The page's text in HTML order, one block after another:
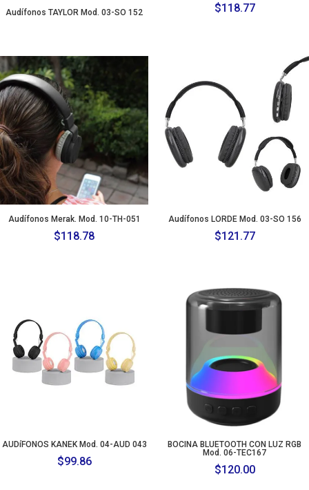
Audífonos TAYLOR Mod. 03-SO 152 $118.77
Audífonos Merak. Mod. 10-TH-051
$118.78
Audífonos LORDE Mod. 03-SO 156
$121.77
AUDíFONOS KANEK Mod. 04-AUD 043
$99.86
BOCINA BLUETOOTH CON LUZ RGB
Mod. 06-TEC167
$120.00